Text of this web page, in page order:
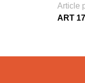
Article
ART